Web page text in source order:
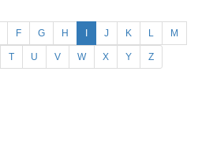
F G H J K L M
T U V W X Y Z